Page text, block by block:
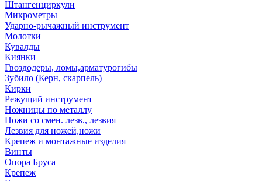
Штангенциркули
Микрометры
Ударно-рычажный инструмент
Молотки
Кувалды
Киянки
Гвоздодеры, ломы,арматурогибы
Зубило (Керн, скарпель)
Кирки
Режущий инструмент
Ножницы по металлу
Ножи со смен. лезв., лезвия
Лезвия для ножей,ножи
Крепеж и монтажные изделия
Винты
Опора Бруса
Крепеж